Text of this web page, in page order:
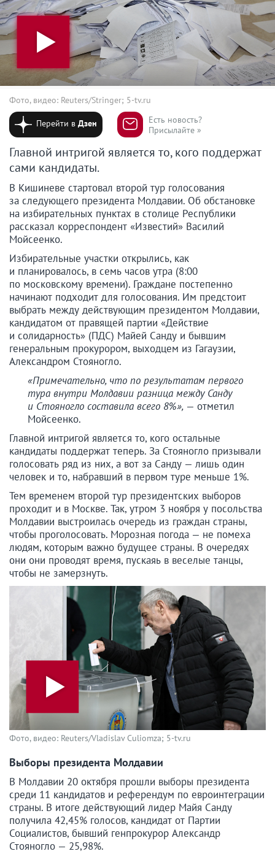
Фото, видео: Reuters/Stringer; 5-tv.ru
Перейти вДзен
Есть новость?
Присылайте »
Главной интригой является то, кого поддержат
сами кандидаты.
В Кишиневе стартовал второй тур голосования
за следующего президента Молдавии. Об обстановке
на избирательных пунктах в столице Республики
рассказал корреспондент «Известий» Василий
Мойсеенко.
Избирательные участки открылись, как
и планировалось, в семь часов утра (8:00
по московскому времени). Граждане постепенно
начинают подходит для голосования. Им предстоит
выбрать между действующим президентом Молдавии,
кандидатом от правящей партии «Действие
и солидарность» (ПДС) Майей Санду и бывшим
генеральным прокурором, выходцем из Гагаузии,
Александром Стояногло.
«Примечательно, что по результатам первого
тура внутри Молдавии разница между Санду
и Стояногло составила всего 8%», — отметил
Мойсеенко.
Главной интригой является то, кого остальные
кандидаты поддержат теперь. За Стояногло призывали
голосовать ряд из них, а вот за Санду — лишь один
человек и то, набравший в первом туре меньше 1%.
Тем временем второй тур президентских выборов
проходит и в Москве. Так, утром 3 ноября у посольства
Молдавии выстроилась очередь из граждан страны,
чтобы проголосовать. Морозная погода — не помеха
людям, которым важно будущее страны. В очередях
они они проводят время, пускаяь в веселые танцы,
чтобы не замерзнуть.
Фото, видео: Reuters/Vladislav Culiomza; 5-tv.ru
Выборы президента Молдавии
В Молдавии 20 октября прошли выборы президента
среди 11 кандидатов и референдум по евроинтеграции
страны. В итоге действующий лидер Майя Санду
получила 42,45% голосов, кандидат от Партии
Социалистов, бывший генпрокурор Александр
Стояногло — 25,98%.